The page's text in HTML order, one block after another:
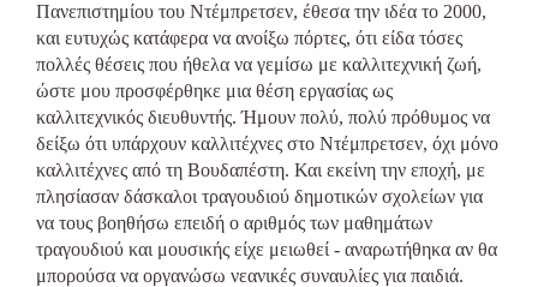
Πανεπιστημίου του Ντέμπρετσεν, έθεσα την ιδέα το 2000,
και ευτυχώς κατάφερα να ανοίξω πόρτες, ότι είδα τόσες
πολλές θέσεις που ήθελα να γεμίσω με καλλιτεχνική ζωή,
ώστε μου προσφέρθηκε μια θέση εργασίας ως
καλλιτεχνικός διευθυντής. Ήμουν πολύ, πολύ πρόθυμος να
δείξω ότι υπάρχουν καλλιτέχνες στο Ντέμπρετσεν, όχι μόνο
καλλιτέχνες από τη Βουδαπέστη. Και εκείνη την εποχή, με
πλησίασαν δάσκαλοι τραγουδιού δημοτικών σχολείων για
να τους βοηθήσω επειδή ο αριθμός των μαθημάτων
τραγουδιού και μουσικής είχε μειωθεί - αναρωτήθηκα αν θα
μπορούσα να οργανώσω νεανικές συναυλίες για παιδιά.